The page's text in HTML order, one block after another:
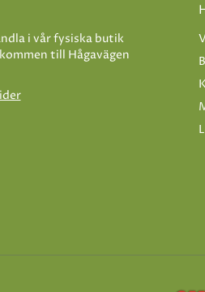
i vår fysiska butik
till Hågavägen